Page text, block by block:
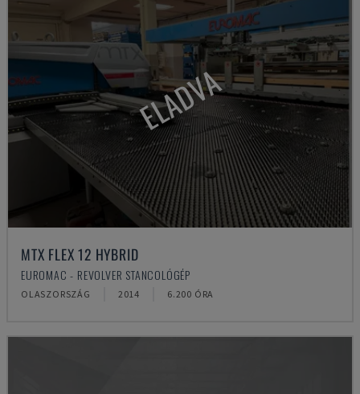
ELADVA
MTX FLEX 12 HYBRID
EUROMAC - REVOLVER STANCOLÓGÉP
OLASZORSZÁG 2014 6.200 ÓRA